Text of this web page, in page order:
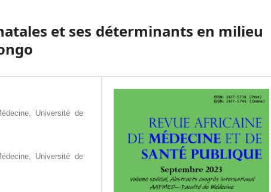
et ses déterminants en milieu
Université de
Université de